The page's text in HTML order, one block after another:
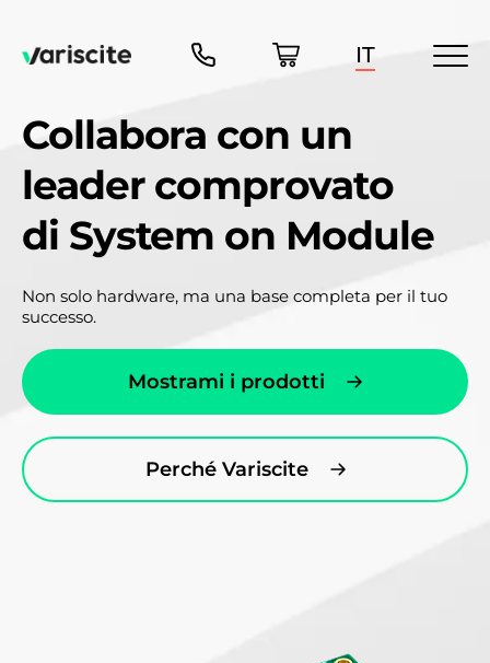
IT
Collabora con un
leader comprovato
di System on Module
Non solo hardware, ma una base completa per il tuo
successo.
Mostrami i prodotti
Perché Variscite